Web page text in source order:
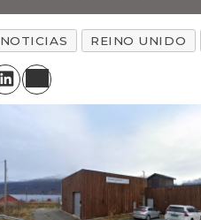
NOTICIAS REINO UNIDO